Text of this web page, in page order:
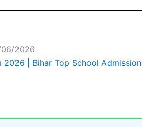
06/2026
2026 | Bihar Top School Admission